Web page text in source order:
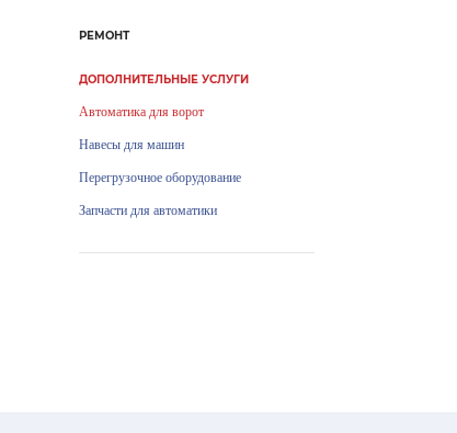
РЕМОНТ
ДОПОЛНИТЕЛЬНЫЕ УСЛУГИ
Автоматика для ворот
Навесы для машин
Перегрузочное оборудование
Запчасти для автоматики